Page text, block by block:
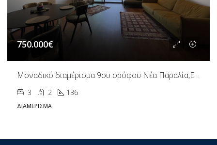
750.000€
Μοναδικό διαμέρισμα 9ου ορόφου Νέα Παραλία,Ευζώνων
3 2 136
ΔΙΑΜΈΡΙΣΜΑ